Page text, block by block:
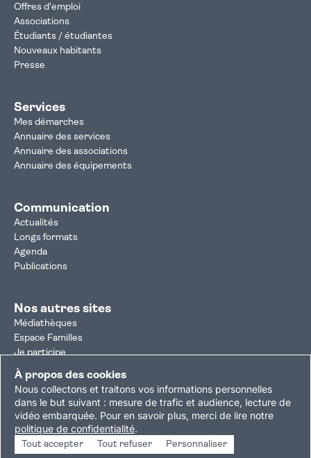
À propos des cookies
Nous collectons et traitons vos informations personnelles
dans le but suivant : mesure de trafic et audience, lecture de
vidéo embarquée. Pour en savoir plus, merci de lire notre
politique de confidentialité.
Tout accepter Tout refuser Personnaliser
Offres d'emploi
Associations
Étudiants / étudiantes
Nouveaux habitants
Presse
Services
Mes démarches
Annuaire des services
Annuaire des associations
Annuaire des équipements
Communication
Actualités
Longs formats
Agenda
Publications
Nos autres sites
Médiathèques
Espace Familles
Je participe
Autorisation d'urbanisme
Résultats électoraux
Plan du site Nous contacterMentions légales
Politique de confidentialitéAccessibilité : partiellement conforme
Gestion des cookies
Copyright © 2026 Ville de Villejuif